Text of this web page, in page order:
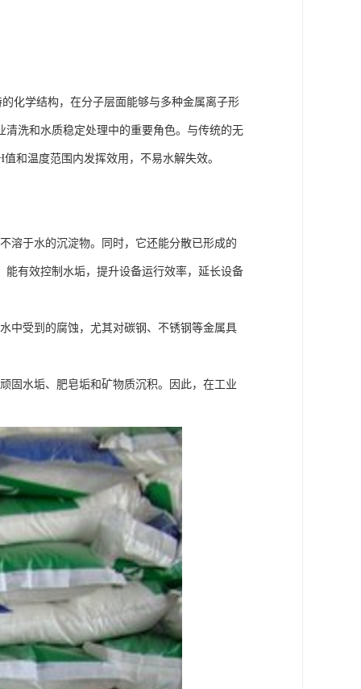
化学结构，在分子层面能够与多种金属离子形
洗和水质稳定处理中的重要角色。与传统的无
和温度范围内发挥效用，不易水解失效。
溶于水的沉淀物。同时，它还能分散已形成的
有效控制水垢，提升设备运行效率，延长设备
中受到的腐蚀，尤其对碳钢、不锈钢等金属具
固水垢、肥皂垢和矿物质沉积。因此，在工业